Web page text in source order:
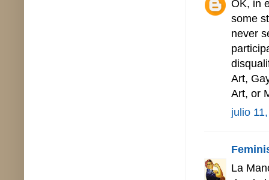
OK, in
some
never
Art,
Art, or
julio
La